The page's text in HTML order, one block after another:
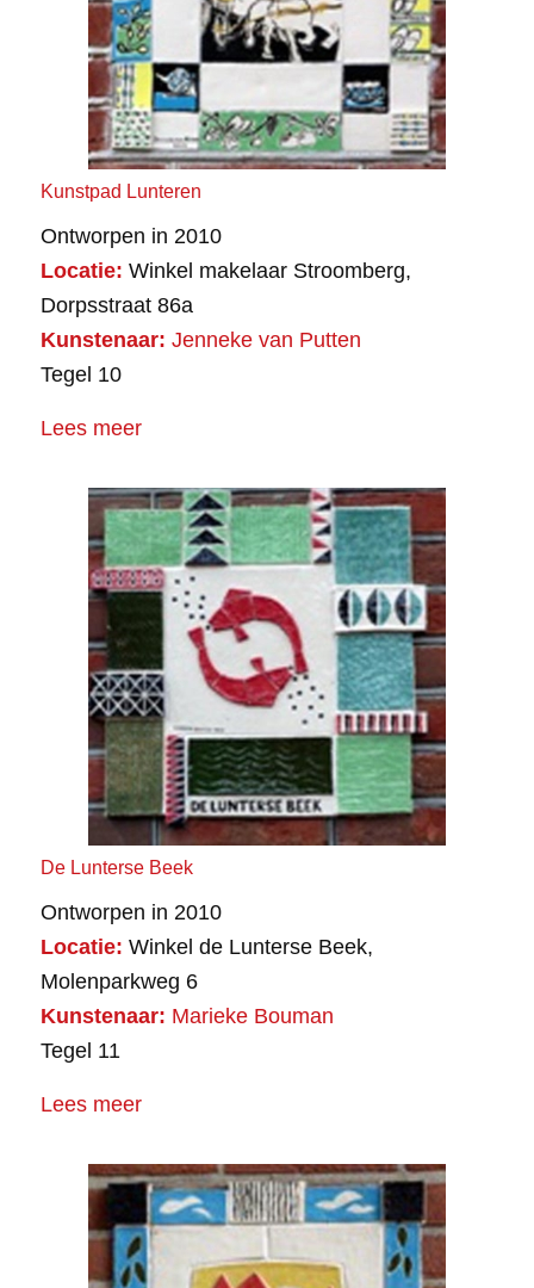
Kunstpad Lunteren
Ontworpen in 2010
Locatie: Winkel makelaar Stroomberg,
Dorpsstraat 86a
Kunstenaar: Jenneke van Putten
Tegel 10
Lees meer
De Lunterse Beek
Ontworpen in 2010
Locatie: Winkel de Lunterse Beek,
Molenparkweg 6
Kunstenaar: Marieke Bouman
Tegel 11
Lees meer